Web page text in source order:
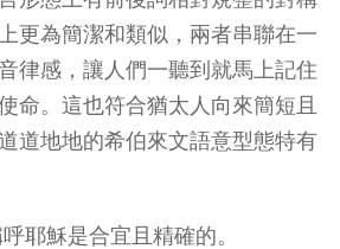
更為簡潔和類似，兩者串聯在一
律感，讓人們一聽到就馬上記住
命。這也符合猶太人向來簡短且
道地地的希伯來文語意型態特有
耶穌是合宜且精確的。